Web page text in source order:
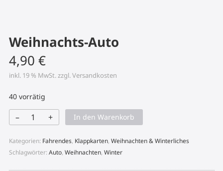
Weihnachts-Auto
4,90 €
inkl. 19 % MwSt.zzgl.Versandkosten
40 vorrätig
–
Weihnachts-
Auto
+ In den Warenkorb
Kategorien: Fahrendes, Klappkarten, Weihnachten & Winterliches
Schlagwörter: Auto, Weihnachten, Winter